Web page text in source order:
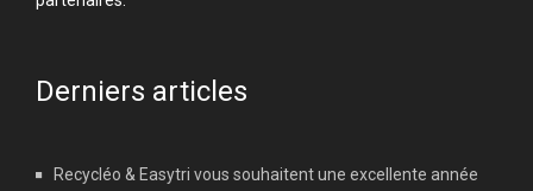
Derniers articles
Recycléo & Easytri vous souhaitent une excellente année